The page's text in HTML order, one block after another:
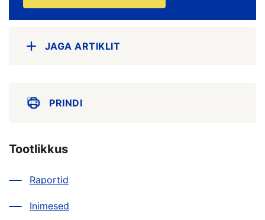
JAGA ARTIKLIT
PRINDI
Tootlikkus
Raportid
Inimesed